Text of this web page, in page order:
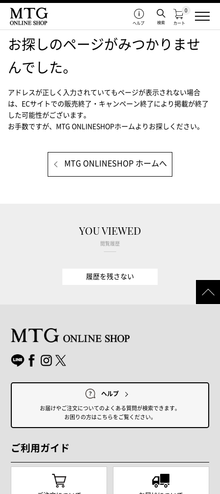
カート
0
検索
ヘルプ
お探しのページがみつかりませ
んでした。
アドレスが正しく入力されていてもページが表示されない場合
は、
ECサイトでの販売終了・キャンペーン終了により掲載が終了
した可能性がございます。
お手数ですが、MTG ONLINESHOPホームよりお探しください。
MTG ONLINESHOP ホームへ
YOU VIEWED
閲覧履歴
履歴を残さない
ヘルプ
お届けやご注文についてのよくある質問が検索できます。
お困りの方はこちらをご覧ください。
ご利用ガイド